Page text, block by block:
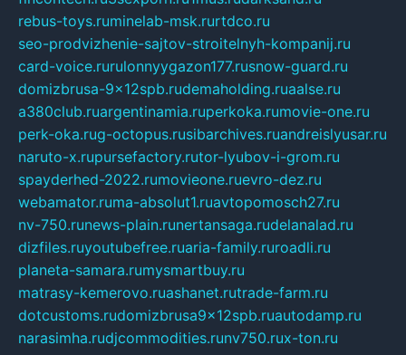
rebus-toys.ruminelab-msk.rurtdco.ru
seo-prodvizhenie-sajtov-stroitelnyh-kompanij.ru
card-voice.rurulonnyygazon177.rusnow-guard.ru
domizbrusa-9x12spb.rudemaholding.ruaalse.ru
a380club.ruargentinamia.ruperkoka.rumovie-one.ru
perk-oka.rug-octopus.rusibarchives.ruandreislyusar.ru
naruto-x.rupursefactory.rutor-lyubov-i-grom.ru
spayderhed-2022.rumovieone.ruevro-dez.ru
webamator.ruma-absolut1.ruavtopomosch27.ru
nv-750.runews-plain.runertansaga.rudelanalad.ru
dizfiles.ruyoutubefree.ruaria-family.ruroadli.ru
planeta-samara.rumysmartbuy.ru
matrasy-kemerovo.ruashanet.rutrade-farm.ru
dotcustoms.rudomizbrusa9x12spb.ruautodamp.ru
narasimha.rudjcommodities.runv750.rux-ton.ru